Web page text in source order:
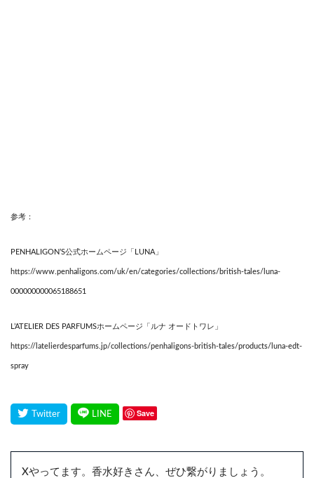
参考：
PENHALIGON’S公式ホームページ「LUNA」
https://www.penhaligons.com/uk/en/categories/collections/british-tales/luna-
000000000065188651
L’ATELIER DES PARFUMSホームページ「ルナ オードトワレ」
https://latelierdesparfums.jp/collections/penhaligons-british-tales/products/luna-edt-
spray
Save
Xやってます。香水好きさん、ぜひ繋がりましょう。